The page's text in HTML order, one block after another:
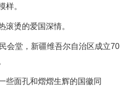
样。
烫的爱国深情。
堂，新疆维吾尔自治区成立70
面孔和熠熠生辉的国徽同